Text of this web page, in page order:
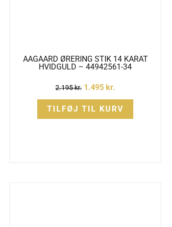
AAGAARD ØRERING STIK 14 KARAT
HVIDGULD – 44942561-34
2.195kr. 1.495 kr.
TILFØJ TIL KURV